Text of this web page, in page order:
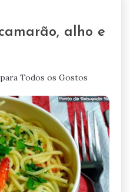
alho e
Todos os Gostos